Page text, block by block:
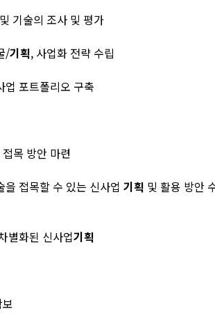
기술의 조사 및 평가
/기획, 사업화 전략 수립
업 포트폴리오 구축
목 방안 마련
접목할 수 있는 신사업 기획 및 활용 방안
별화된 신사업기획